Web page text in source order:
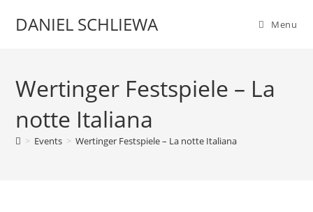
DANIEL SCHLIEWA Menu
Wertinger Festspiele – La
notte Italiana
> Events > Wertinger Festspiele – La notte Italiana